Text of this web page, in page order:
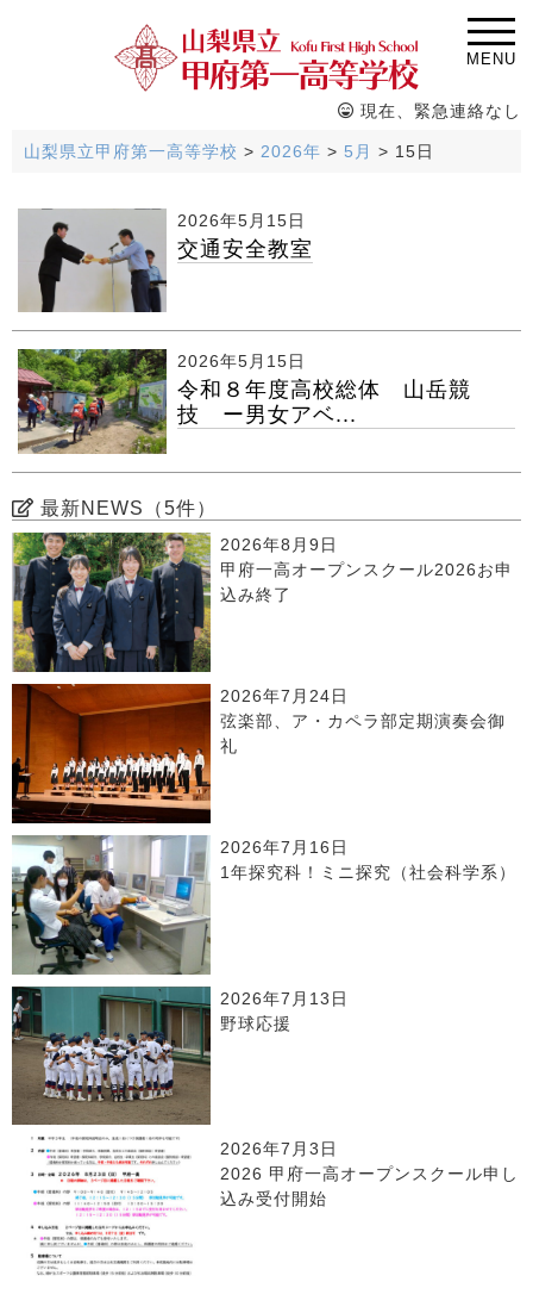
MENU
現在、緊急連絡なし
山梨県立甲府第一高等学校 > 2026年 > 5月 > 15日
2026年5月15日
交通安全教室
2026年5月15日
令和８年度高校総体 山岳競
技 ー男女アベ...
最新NEWS（5件）
2026年8月9日
甲府一高オープンスクール2026お申
込み終了
2026年7月24日
弦楽部、ア・カペラ部定期演奏会御
礼
2026年7月16日
1年探究科！ミニ探究（社会科学系）
2026年7月13日
野球応援
2026年7月3日
2026 甲府一高オープンスクール申し
込み受付開始